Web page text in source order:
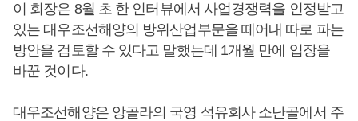
이 회장은 8월 초 한 인터뷰에서 사업경쟁력을 인정받고
있는 대우조선해양의 방위산업부문을 떼어내 따로 파는
방안을 검토할 수 있다고 말했는데 1개월 만에 입장을
바꾼 것이다.
대우조선해양은 앙골라의 국영 석유회사 소난골에서 주